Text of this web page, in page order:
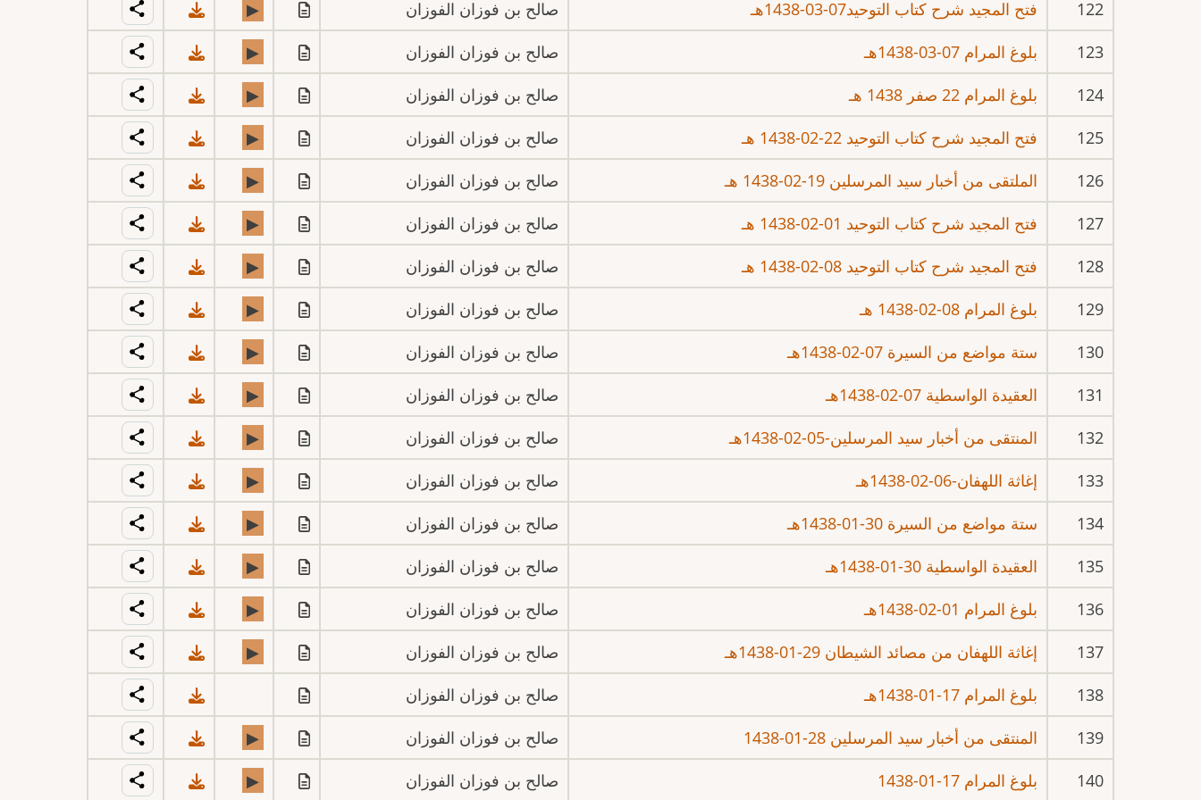
122 فتح المجيد شرح كتاب التوحيد07-03-1438هـ صالح بن فوزان الفوزان ▶
123 بلوغ المرام 07-03-1438هـ صالح بن فوزان الفوزان ▶
124 بلوغ المرام 22 صفر 1438 هـ صالح بن فوزان الفوزان ▶
125 فتح المجيد شرح كتاب التوحيد 22-02-1438 هـ صالح بن فوزان الفوزان ▶
126 الملتقى من أخبار سيد المرسلين 19-02-1438 هـ صالح بن فوزان الفوزان ▶
127 فتح المجيد شرح كتاب التوحيد 01-02-1438 هـ صالح بن فوزان الفوزان ▶
128 فتح المجيد شرح كتاب التوحيد 08-02-1438 هـ صالح بن فوزان الفوزان ▶
129 بلوغ المرام 08-02-1438 هـ صالح بن فوزان الفوزان ▶
130 ستة مواضع من السيرة 07-02-1438هـ صالح بن فوزان الفوزان ▶
131 العقيدة الواسطية 07-02-1438هـ صالح بن فوزان الفوزان ▶
132 المنتقى من أخبار سيد المرسلين-05-02-1438هـ صالح بن فوزان الفوزان ▶
133 إغاثة اللهفان-06-02-1438هـ صالح بن فوزان الفوزان ▶
134 ستة مواضع من السيرة 30-01-1438هـ صالح بن فوزان الفوزان ▶
135 العقيدة الواسطية 30-01-1438هـ صالح بن فوزان الفوزان ▶
136 بلوغ المرام 01-02-1438هـ صالح بن فوزان الفوزان ▶
137 إغاثة اللهفان من مصائد الشيطان 29-01-1438هـ صالح بن فوزان الفوزان ▶
138 بلوغ المرام 17-01-1438هـ
صالح بن فوزان الفوزان
139
المنتقى من أخبار سيد المرسلين 28-01-1438 صالح بن فوزان الفوزان ▶
140 بلوغ المرام 17-01-1438 صالح بن فوزان الفوزان ▶